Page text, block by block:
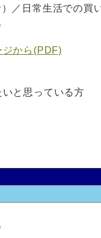
／日常生活での買
ジから(PDF)
と思っている方